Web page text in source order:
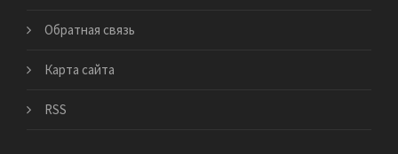
Обратная связь
Карта сайта
RSS